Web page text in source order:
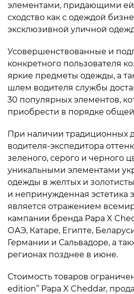
элементами, придающими ей
сходство как с одеждой
эксклюзивной уличной
Усовершенствованные и
конкретного пользователя
яркие предметы одежды, а
шлем водителя службы
30 популярных элементов,
приобрести в порядке
При наличии традиционных
водителя-экспедитора
зеленого, серого и черного
уникальными элементами
одежды в желтых и
и непринужденная эстетика
является отражением
кампании бренда Papa X
ОАЭ, Катаре, Египте,
Германии и Сальвадоре, а
регионах позднее в июне.
Стоимость товаров
edition” Papa X Cheddar,